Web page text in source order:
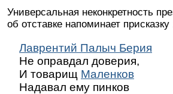
Универсальная неконкретность
об отставке напоминает присказку
Лаврентий Палыч Берия
Не оправдал доверия,
И товарищ Маленков
Надавал ему пинков